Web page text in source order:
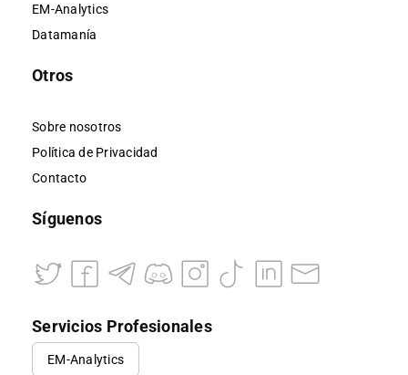
EM-Analytics
Datamanía
Otros
Sobre nosotros
Política de Privacidad
Contacto
Síguenos
Servicios Profesionales
EM-Analytics